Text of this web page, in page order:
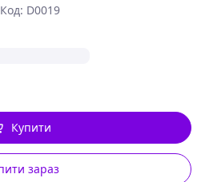
Код: D0019
зараз
Купити